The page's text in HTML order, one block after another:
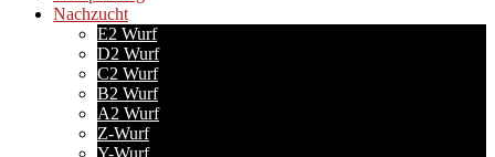
Nachzucht
E2 Wurf
D2 Wurf
C2 Wurf
B2 Wurf
A2 Wurf
Z-Wurf
Y-Wurf